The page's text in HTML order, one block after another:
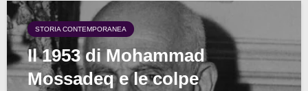
STORIA CONTEMPORANEA
Il 1953 di Mohammad
Mossadeq e le colpe